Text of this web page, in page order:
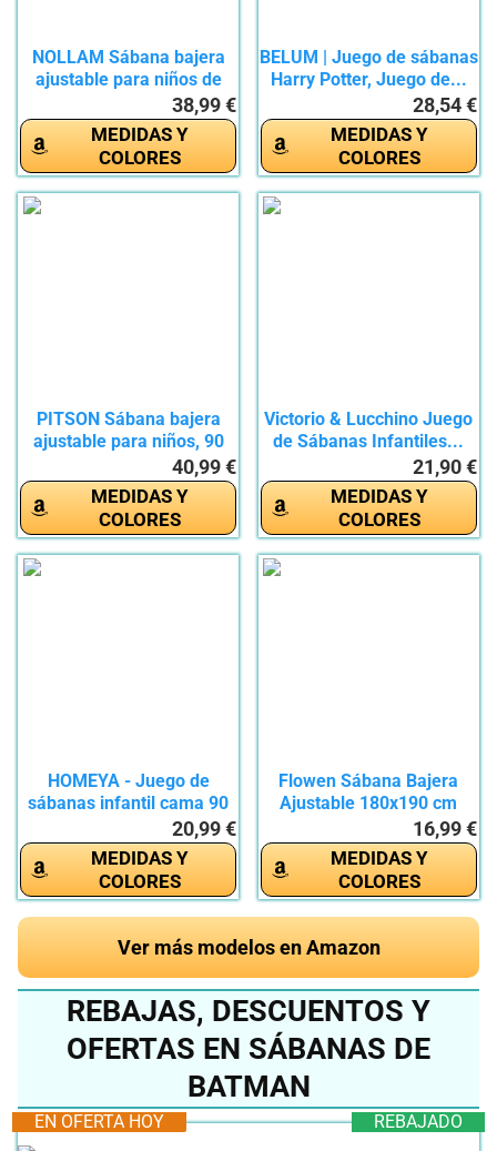
NOLLAM Sábana bajera
ajustable para niños de
38,99 €
MEDIDAS Y
COLORES
BELUM | Juego de sábanas
Harry Potter, Juego de...
28,54 €
MEDIDAS Y
COLORES
PITSON Sábana bajera
ajustable para niños, 90
40,99 €
MEDIDAS Y
COLORES
Victorio & Lucchino Juego
de Sábanas Infantiles...
21,90 €
MEDIDAS Y
COLORES
HOMEYA - Juego de
sábanas infantil cama 90
20,99 €
MEDIDAS Y
COLORES
Flowen Sábana Bajera
Ajustable 180x190 cm
16,99 €
MEDIDAS Y
COLORES
Ver más modelos en Amazon
REBAJAS, DESCUENTOS Y
OFERTAS EN SÁBANAS DE
BATMAN
REBAJADO
EN OFERTA HOY